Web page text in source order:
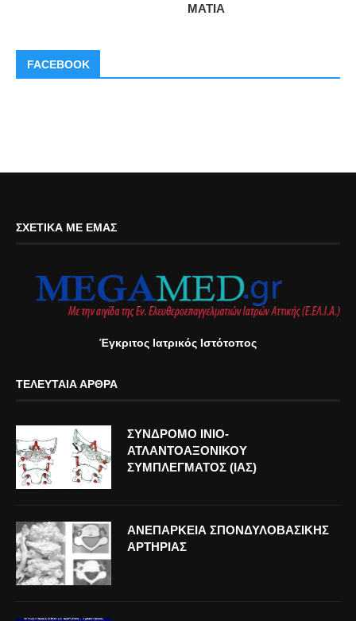
ΜΑΤΙΑ
FACEBOOK
ΣΧΕΤΙΚΆ ΜΕ ΕΜΆΣ
Έγκριτος Ιατρικός Ιστότοπος
ΤΕΛΕΥΤΑΊΑ ΆΡΘΡΑ
ΣΥΝΔΡΟΜΟ ΙΝΙΟ-
ΑΤΛΑΝΤΟΑΞΟΝΙΚΟΥ
ΣΥΜΠΛΕΓΜΑΤΟΣ (ΙΑΣ)
ΑΝΕΠΑΡΚΕΙΑ ΣΠΟΝΔΥΛΟΒΑΣΙΚΗΣ
ΑΡΤΗΡΙΑΣ